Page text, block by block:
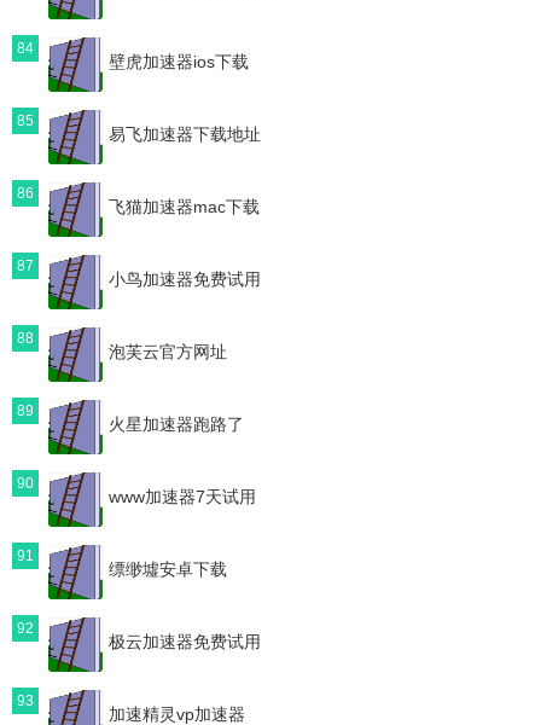
84
壁虎加速器ios下载
85
易飞加速器下载地址
86
飞猫加速器mac下载
87
小鸟加速器免费试用
88
泡芙云官方网址
89
火星加速器跑路了
90
www加速器7天试用
91
缥缈墟安卓下载
92
极云加速器免费试用
93
加速精灵vp加速器